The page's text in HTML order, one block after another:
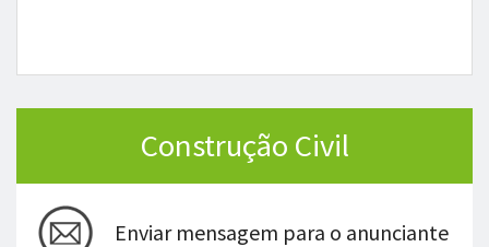
Construção Civil
Enviar mensagem para o anunciante